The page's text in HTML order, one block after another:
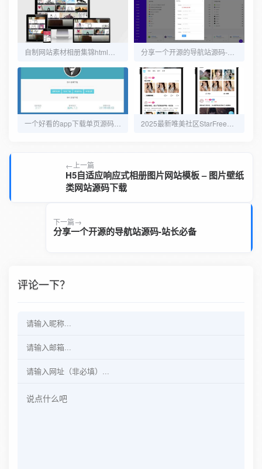
上一篇
H5自适应响应式相册图片网站模板 – 图片壁纸
类网站源码下载
下一篇
分享一个开源的导航站源码-站长必备
评论一下？